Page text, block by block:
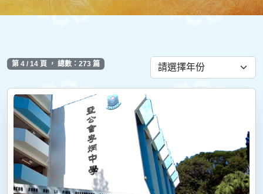
第 4 / 14 頁 ， 總數：273 篇